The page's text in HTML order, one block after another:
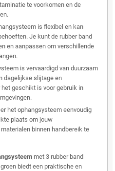
te voorkomen en de
is flexibel en kan
Je kunt de rubber band
en aanpassen om verschillende
is vervaardigd van duurzaam
dagelijkse slijtage en
geschikt is voor gebruik in
het ophangsysteem eenvoudig
plaats om jouw
binnen handbereik te
met 3 rubber band
biedt een praktische en